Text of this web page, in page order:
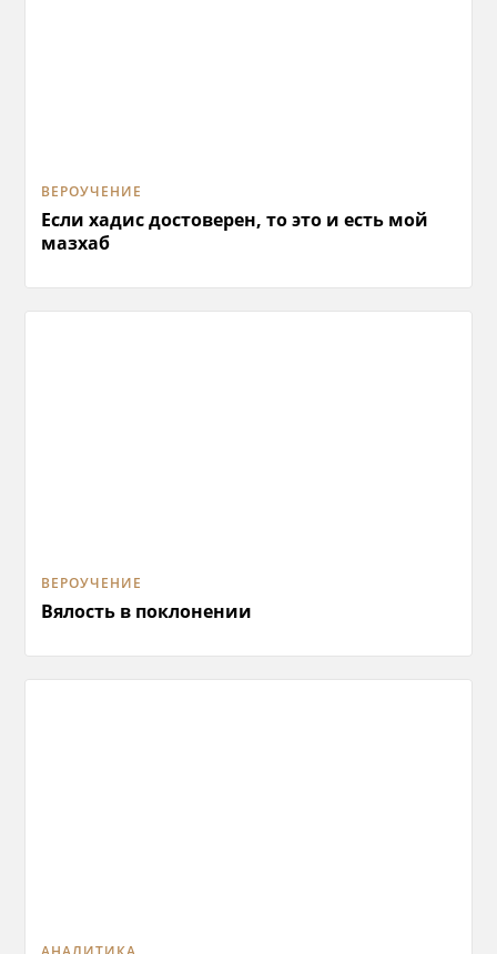
ВЕРОУЧЕНИЕ
Если хадис достоверен, то это и есть мой
мазхаб
ВЕРОУЧЕНИЕ
Вялость в поклонении